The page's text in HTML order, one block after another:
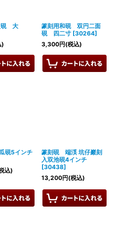
硯 大
)
篆刻用和硯 双円二面
硯 四二寸 [30264]
3,300円(税込)
硯5インチ
込)
篆刻硯 端渓 坑仔巖刻
入双池硯4インチ
[30438]
13,200円(税込)